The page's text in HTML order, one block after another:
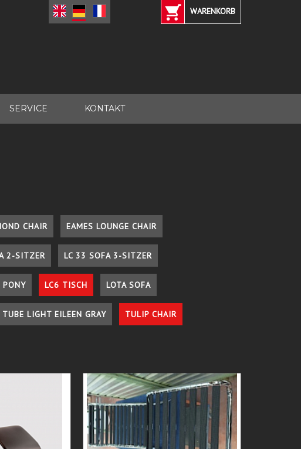
WARENKORB
SERVICE KONTAKT
CHAIR EAMES LOUNGE CHAIR
2-SITZER LC 33 SOFA 3-SITZER
PONY LC6 TISCH LOTA SOFA
TUBE LIGHT EILEEN GRAY TULIP CHAIR